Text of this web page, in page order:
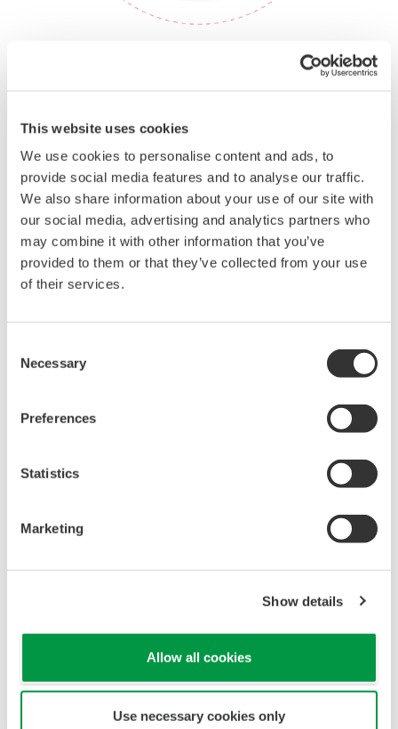
This website uses cookies
We use cookies to personalise content and ads, to
provide social media features and to analyse our traffic.
We also share information about your use of our site with
our social media, advertising and analytics partners who
may combine it with other information that you’ve
provided to them or that they’ve collected from your use
of their services.
Selection
Necessary
Preferences
Statistics
Marketing
Show details
Allow all cookies
Use necessary cookies only
我们先进的解决方案套件包括：
资产性能管理（APM）：BaxEnergy的资产性能
管理系统是用于监测、控制和优化跨技术、跨厂商
可再生能源发电厂的先进软件平台。
计算机化维护管理系统(CMMS)：可在单一位置轻
松处理和存储发电厂的生命周期信息、运营和活
动。
统，确保在不断变化的电网条件下保持电网的稳定
OT网络安全即服务：
为OT环境和关键基础设施提
资产性能管
网络安全
途 析和跨多技
调和优化实时
规性和成本效
为OT环境提
性和韧性
面向需要集中
再生能源、储